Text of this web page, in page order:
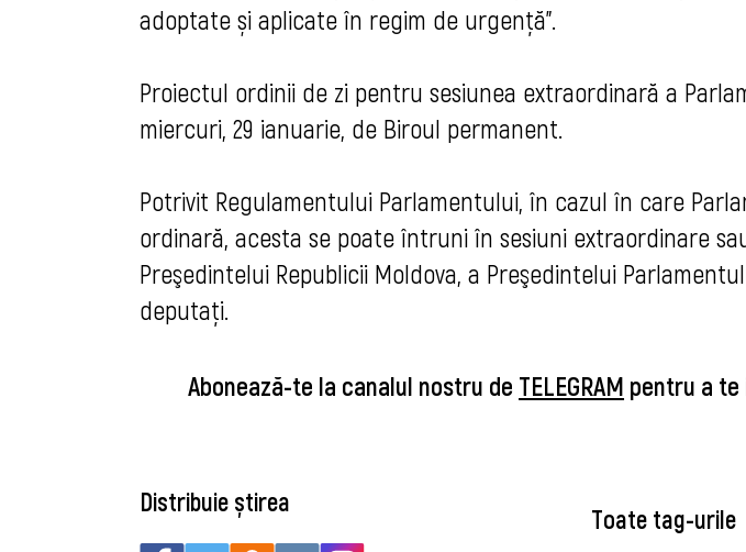
adoptate și aplicate în regim de urgență”.
Proiectul ordinii de zi pentru sesiunea extraordinară a
miercuri, 29 ianuarie, de Biroul permanent.
Potrivit Regulamentului Parlamentului, în cazul în care
ordinară, acesta se poate întruni în sesiuni extraordinare
Preşedintelui Republicii Moldova, a Preşedintelui
deputaţi
Abonează-te la canalul nostru de TELEGRAM pentru a
Distribuie știrea
Toate tag-urile